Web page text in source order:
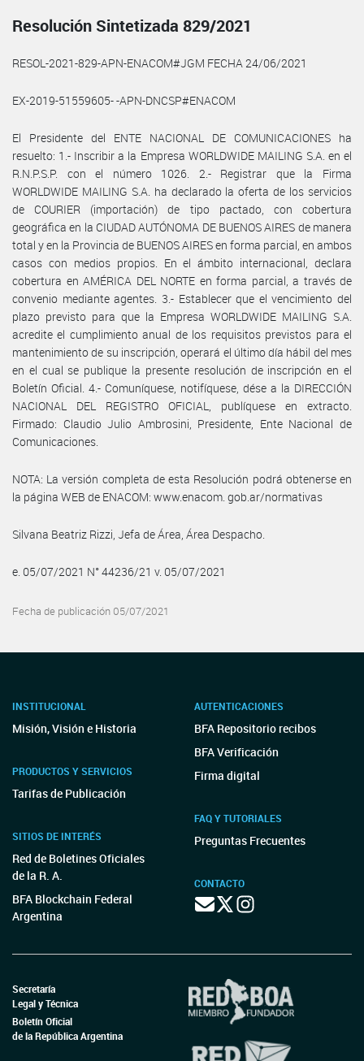
Resolución Sintetizada 829/2021
RESOL-2021-829-APN-ENACOM#JGM FECHA 24/06/2021
EX-2019-51559605- -APN-DNCSP#ENACOM
El Presidente del ENTE NACIONAL DE COMUNICACIONES ha
resuelto: 1.- Inscribir a la Empresa WORLDWIDE MAILING S.A. en el
R.N.P.S.P. con el número 1026. 2.- Registrar que la Firma
WORLDWIDE MAILING S.A. ha declarado la oferta de los servicios
de COURIER (importación) de tipo pactado, con cobertura
geográfica en la CIUDAD AUTÓNOMA DE BUENOS AIRES de manera
total y en la Provincia de BUENOS AIRES en forma parcial, en ambos
casos con medios propios. En el ámbito internacional, declara
cobertura en AMÉRICA DEL NORTE en forma parcial, a través de
convenio mediante agentes. 3.- Establecer que el vencimiento del
plazo previsto para que la Empresa WORLDWIDE MAILING S.A.
acredite el cumplimiento anual de los requisitos previstos para el
mantenimiento de su inscripción, operará el último día hábil del mes
en el cual se publique la presente resolución de inscripción en el
Boletín Oficial. 4.- Comuníquese, notifíquese, dése a la DIRECCIÓN
NACIONAL DEL REGISTRO OFICIAL, publíquese en extracto.
Firmado: Claudio Julio Ambrosini, Presidente, Ente Nacional de
Comunicaciones.
NOTA: La versión completa de esta Resolución podrá obtenerse en
la página WEB de ENACOM: www.enacom. gob.ar/normativas
Silvana Beatriz Rizzi, Jefa de Área, Área Despacho.
e. 05/07/2021 N° 44236/21 v. 05/07/2021
Fecha de publicación 05/07/2021
INSTITUCIONAL
Misión, Visión e Historia
PRODUCTOS Y SERVICIOS
Tarifas de Publicación
SITIOS DE INTERÉS
Red de Boletines Oficiales
de la R. A.
BFA Blockchain Federal
Argentina
AUTENTICACIONES
BFA Repositorio recibos
BFA Verificación
Firma digital
FAQ Y TUTORIALES
Preguntas Frecuentes
CONTACTO
Secretaría
Legal y Técnica
Boletín Oficial
de la República Argentina